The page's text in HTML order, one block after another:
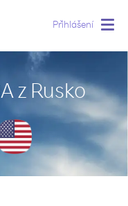
Přihlášení
z Rusko